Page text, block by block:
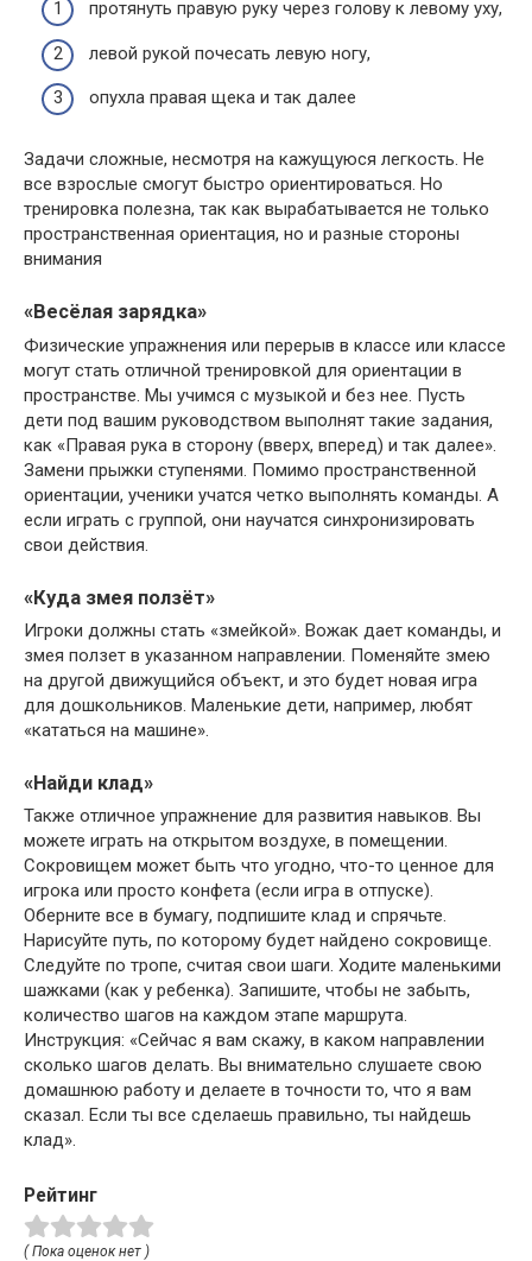
протянуть правую руку через голову к левому уху,
левой рукой почесать левую ногу,
опухла правая щека и так далее
Задачи сложные, несмотря на кажущуюся легкость. Не
все взрослые смогут быстро ориентироваться. Но
тренировка полезна, так как вырабатывается не только
пространственная ориентация, но и разные стороны
внимания
«Весёлая зарядка»
Физические упражнения или перерыв в классе или классе
могут стать отличной тренировкой для ориентации в
пространстве. Мы учимся с музыкой и без нее. Пусть
дети под вашим руководством выполнят такие задания,
как «Правая рука в сторону (вверх, вперед) и так далее».
Замени прыжки ступенями. Помимо пространственной
ориентации, ученики учатся четко выполнять команды. А
если играть с группой, они научатся синхронизировать
свои действия.
«Куда змея ползёт»
Игроки должны стать «змейкой». Вожак дает команды, и
змея ползет в указанном направлении. Поменяйте змею
на другой движущийся объект, и это будет новая игра
для дошкольников. Маленькие дети, например, любят
«кататься на машине».
«Найди клад»
Также отличное упражнение для развития навыков. Вы
можете играть на открытом воздухе, в помещении.
Сокровищем может быть что угодно, что-то ценное для
игрока или просто конфета (если игра в отпуске).
Оберните все в бумагу, подпишите клад и спрячьте.
Нарисуйте путь, по которому будет найдено сокровище.
Следуйте по тропе, считая свои шаги. Ходите маленькими
шажками (как у ребенка). Запишите, чтобы не забыть,
количество шагов на каждом этапе маршрута.
Инструкция: «Сейчас я вам скажу, в каком направлении
сколько шагов делать. Вы внимательно слушаете свою
домашнюю работу и делаете в точности то, что я вам
сказал. Если ты все сделаешь правильно, ты найдешь
клад».
Рейтинг
( Пока оценок нет )